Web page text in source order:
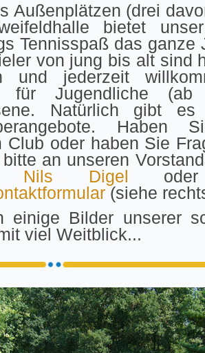
Außenplätzen (drei
bietet
Tennisspaß das ganze
von jung bis alt sind
und jederzeit
für Jugendliche
Natürlich gibt es
Haben
Club oder haben Sie
an unseren
Nils Digel oder
(siehe
einige Bilder unserer
viel Weitblick...